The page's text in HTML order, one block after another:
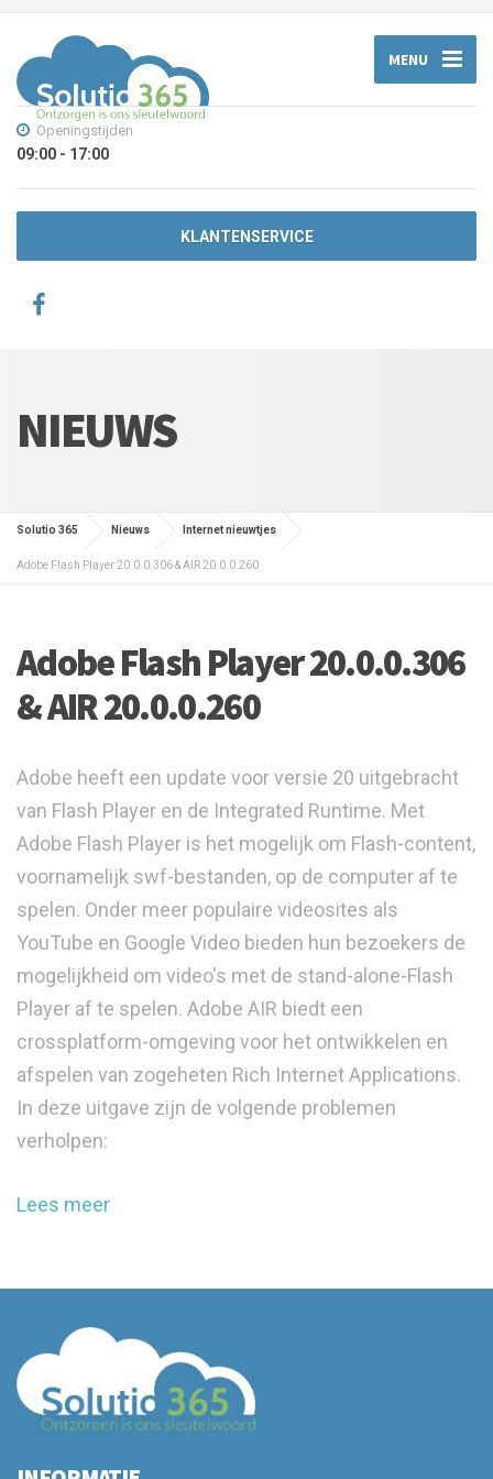
MENU
Openingstijden
09:00 - 17:00
KLANTENSERVICE
NIEUWS
Solutio 365 Nieuws Internet nieuwtjes
Adobe Flash Player 20.0.0.306 & AIR 20.0.0.260
Adobe Flash Player 20.0.0.306
& AIR 20.0.0.260
Adobe heeft een update voor versie 20 uitgebracht
van Flash Player en de Integrated Runtime. Met
Adobe Flash Player is het mogelijk om Flash-content,
voornamelijk swf-bestanden, op de computer af te
spelen. Onder meer populaire videosites als
YouTube en Google Video bieden hun bezoekers de
mogelijkheid om video's met de stand-alone-Flash
Player af te spelen. Adobe AIR biedt een
crossplatform-omgeving voor het ontwikkelen en
afspelen van zogeheten Rich Internet Applications.
In deze uitgave zijn de volgende problemen
verholpen:
Lees meer